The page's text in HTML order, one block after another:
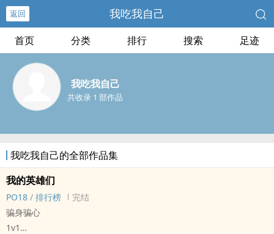
返回 我吃我自己
首页 分类 排行 搜索 足迹
我吃我自己
共收录 1 部作品
我吃我自己的全部作品集
我的英雄们
PO18 / 排行榜
完结
骗身骗心
1v1